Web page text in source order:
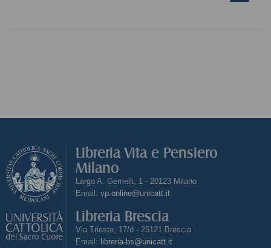
Libreria Vita e Pensiero
Milano
Largo A. Gemelli, 1 - 20123 Milano
Email: vp.online@unicatt.it
Libreria Brescia
Via Trieste, 17/d - 25121 Brescia
Email: libreria-bs@unicatt.it